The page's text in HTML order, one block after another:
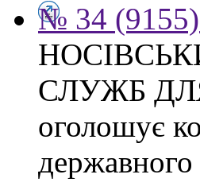
№ 34 (9155)
СЛУЖБ
оголошує
державного